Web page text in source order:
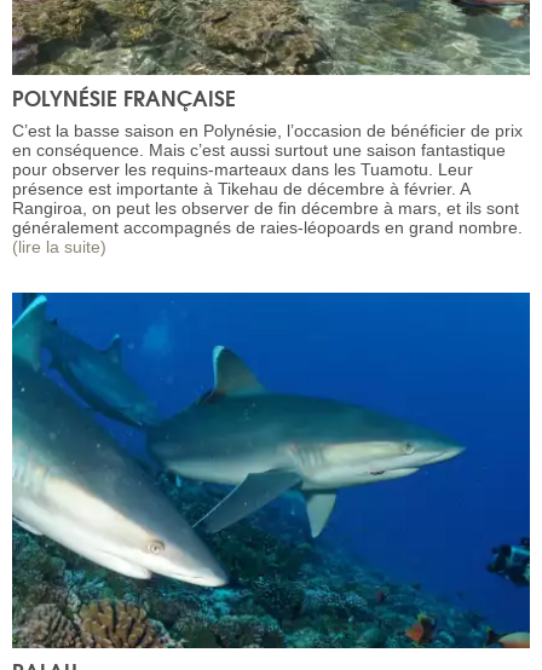
POLYNÉSIE FRANÇAISE
C’est la basse saison en Polynésie, l’occasion de bénéficier de prix
en conséquence. Mais c’est aussi surtout une saison fantastique
pour observer les requins-marteaux dans les Tuamotu. Leur
présence est importante à Tikehau de décembre à février. A
Rangiroa, on peut les observer de fin décembre à mars, et ils sont
généralement accompagnés de raies-léopoards en grand nombre.
(lire la suite)